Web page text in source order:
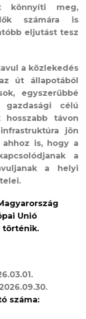
könnyíti meg,
számára is
eljutást tesz
a közlekedés
út állapotából
egyszerűbbé
célú
hosszabb távon
jön
is, hogy a
a
a helyi
Unió
történik.
2026.09.30.
száma: